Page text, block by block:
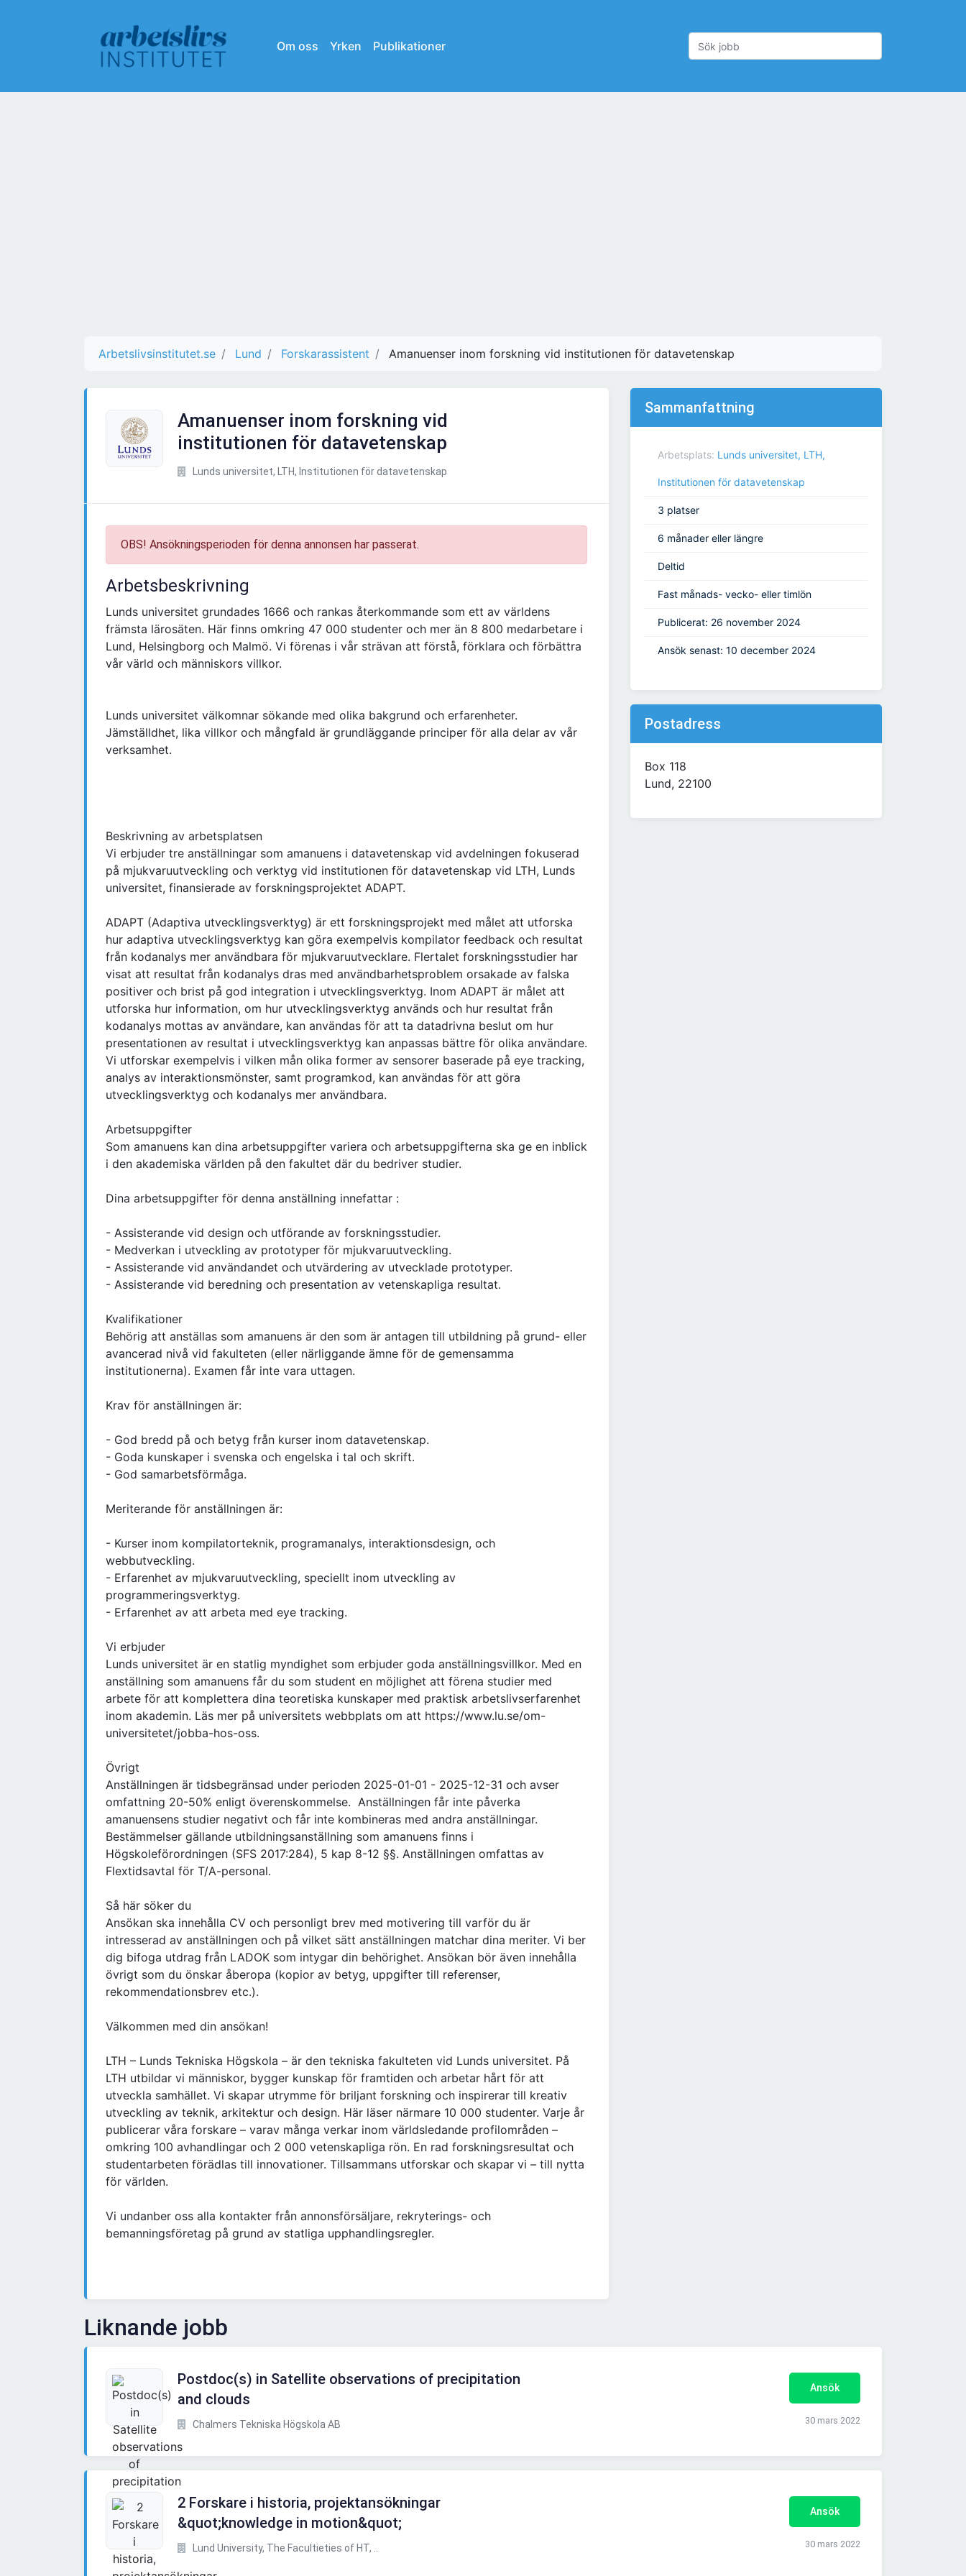
Om oss Yrken Publikationer
Arbetslivsinstitutet.se Lund Forskarassistent Amanuenser inom forskning vid institutionen för datavetenskap
Amanuenser inom forskning vid
institutionen för datavetenskap
Lunds universitet, LTH, Institutionen för datavetenskap
OBS! Ansökningsperioden för denna annonsen har passerat.
Arbetsbeskrivning
Lunds universitet grundades 1666 och rankas återkommande som ett av världens
främsta lärosäten. Här finns omkring 47 000 studenter och mer än 8 800 medarbetare i
Lund, Helsingborg och Malmö. Vi förenas i vår strävan att förstå, förklara och förbättra
vår värld och människors villkor.
Lunds universitet välkomnar sökande med olika bakgrund och erfarenheter.
Jämställdhet, lika villkor och mångfald är grundläggande principer för alla delar av vår
verksamhet.
Beskrivning av arbetsplatsen
Vi erbjuder tre anställningar som amanuens i datavetenskap vid avdelningen fokuserad
på mjukvaruutveckling och verktyg vid institutionen för datavetenskap vid LTH, Lunds
universitet, finansierade av forskningsprojektet ADAPT.
ADAPT (Adaptiva utvecklingsverktyg) är ett forskningsprojekt med målet att utforska
hur adaptiva utvecklingsverktyg kan göra exempelvis kompilator feedback och resultat
från kodanalys mer användbara för mjukvaruutvecklare. Flertalet forskningsstudier har
visat att resultat från kodanalys dras med användbarhetsproblem orsakade av falska
positiver och brist på god integration i utvecklingsverktyg. Inom ADAPT är målet att
utforska hur information, om hur utvecklingsverktyg används och hur resultat från
kodanalys mottas av användare, kan användas för att ta datadrivna beslut om hur
presentationen av resultat i utvecklingsverktyg kan anpassas bättre för olika användare.
Vi utforskar exempelvis i vilken mån olika former av sensorer baserade på eye tracking,
analys av interaktionsmönster, samt programkod, kan användas för att göra
utvecklingsverktyg och kodanalys mer användbara.
Arbetsuppgifter
Som amanuens kan dina arbetsuppgifter variera och arbetsuppgifterna ska ge en inblick
i den akademiska världen på den fakultet där du bedriver studier.
Dina arbetsuppgifter för denna anställning innefattar :
- Assisterande vid design och utförande av forskningsstudier.
- Medverkan i utveckling av prototyper för mjukvaruutveckling.
- Assisterande vid användandet och utvärdering av utvecklade prototyper.
- Assisterande vid beredning och presentation av vetenskapliga resultat.
Kvalifikationer
Behörig att anställas som amanuens är den som är antagen till utbildning på grund- eller
avancerad nivå vid fakulteten (eller närliggande ämne för de gemensamma
institutionerna). Examen får inte vara uttagen.
Krav för anställningen är:
- God bredd på och betyg från kurser inom datavetenskap.
- Goda kunskaper i svenska och engelska i tal och skrift.
- God samarbetsförmåga.
Meriterande för anställningen är:
- Kurser inom kompilatorteknik, programanalys, interaktionsdesign, och
webbutveckling.
- Erfarenhet av mjukvaruutveckling, speciellt inom utveckling av
programmeringsverktyg.
- Erfarenhet av att arbeta med eye tracking.
Vi erbjuder
Lunds universitet är en statlig myndighet som erbjuder goda anställningsvillkor. Med en
anställning som amanuens får du som student en möjlighet att förena studier med
arbete för att komplettera dina teoretiska kunskaper med praktisk arbetslivserfarenhet
inom akademin. Läs mer på universitets webbplats om att https://www.lu.se/om-
universitetet/jobba-hos-oss.
Övrigt
Anställningen är tidsbegränsad under perioden 2025-01-01 - 2025-12-31 och avser
omfattning 20-50% enligt överenskommelse. Anställningen får inte påverka
amanuensens studier negativt och får inte kombineras med andra anställningar.
Bestämmelser gällande utbildningsanställning som amanuens finns i
Högskoleförordningen (SFS 2017:284), 5 kap 8-12 §§. Anställningen omfattas av
Flextidsavtal för T/A-personal.
Så här söker du
Ansökan ska innehålla CV och personligt brev med motivering till varför du är
intresserad av anställningen och på vilket sätt anställningen matchar dina meriter. Vi ber
dig bifoga utdrag från LADOK som intygar din behörighet. Ansökan bör även innehålla
övrigt som du önskar åberopa (kopior av betyg, uppgifter till referenser,
rekommendationsbrev etc.).
Välkommen med din ansökan!
LTH – Lunds Tekniska Högskola – är den tekniska fakulteten vid Lunds universitet. På
LTH utbildar vi människor, bygger kunskap för framtiden och arbetar hårt för att
utveckla samhället. Vi skapar utrymme för briljant forskning och inspirerar till kreativ
utveckling av teknik, arkitektur och design. Här läser närmare 10 000 studenter. Varje år
publicerar våra forskare – varav många verkar inom världsledande profilområden –
omkring 100 avhandlingar och 2 000 vetenskapliga rön. En rad forskningsresultat och
studentarbeten förädlas till innovationer. Tillsammans utforskar och skapar vi – till nytta
för världen.
Vi undanber oss alla kontakter från annonsförsäljare, rekryterings- och
bemanningsföretag på grund av statliga upphandlingsregler.
Sammanfattning
Arbetsplats: Lunds universitet, LTH,
Institutionen för datavetenskap
3 platser
6 månader eller längre
Deltid
Fast månads- vecko- eller timlön
Publicerat: 26 november 2024
Ansök senast: 10 december 2024
Postadress
Box 118
Lund, 22100
Liknande jobb
Postdoc(s) in Satellite observations of precipitation
and clouds
Chalmers Tekniska Högskola AB
Ansök
30 mars 2022
2 Forskare i historia, projektansökningar
&quot;knowledge in motion&quot;
Lund University, The Facultieties of HT, ..
Ansök
30 mars 2022